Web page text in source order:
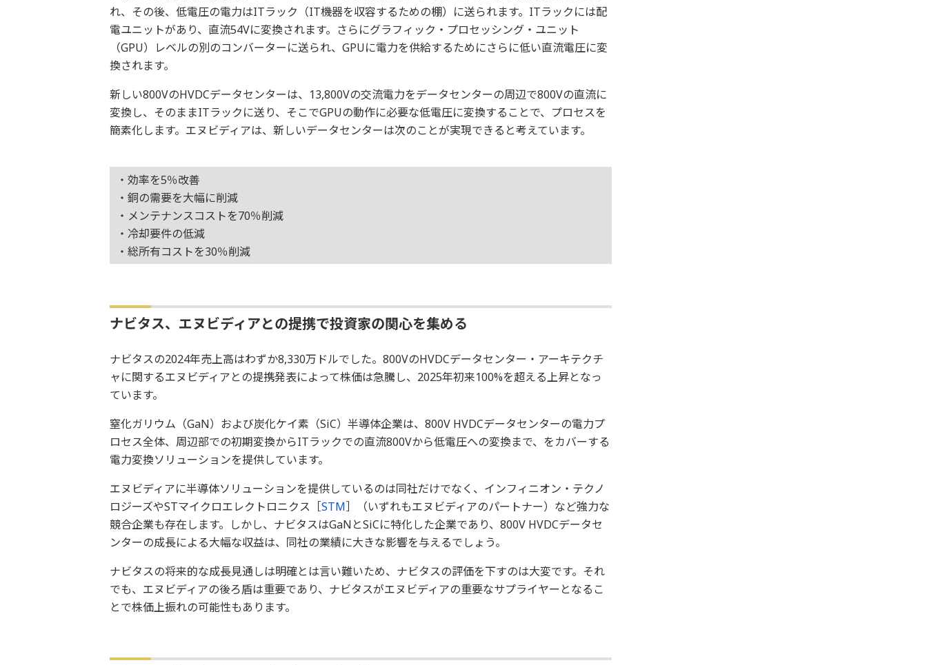
れ、その後、低電圧の電力はITラック（IT機器を収容するための棚）に送られます。ITラックには配
電ユニットがあり、直流54Vに変換されます。さらにグラフィック・プロセッシング・ユニット
（GPU）レベルの別のコンバーターに送られ、GPUに電力を供給するためにさらに低い直流電圧に変
換されます。
新しい800VのHVDCデータセンターは、13,800Vの交流電力をデータセンターの周辺で800Vの直流に
変換し、そのままITラックに送り、そこでGPUの動作に必要な低電圧に変換することで、プロセスを
簡素化します。エヌビディアは、新しいデータセンターは次のことが実現できると考えています。
・効率を5％改善
・銅の需要を大幅に削減
・メンテナンスコストを70％削減
・冷却要件の低減
・総所有コストを30％削減
ナビタス、エヌビディアとの提携で投資家の関心を集める
ナビタスの2024年売上高はわずか8,330万ドルでした。800VのHVDCデータセンター・アーキテクチ
ャに関するエヌビディアとの提携発表によって株価は急騰し、2025年初来100%を超える上昇となっ
ています。
窒化ガリウム（GaN）および炭化ケイ素（SiC）半導体企業は、800V HVDCデータセンターの電力プ
ロセス全体、周辺部での初期変換からITラックでの直流800Vから低電圧への変換まで、をカバーする
電力変換ソリューションを提供しています。
エヌビディアに半導体ソリューションを提供しているのは同社だけでなく、インフィニオン・テクノ
ロジーズやSTマイクロエレクトロニクス［STM］（いずれもエヌビディアのパートナー）など強力な
競合企業も存在します。しかし、ナビタスはGaNとSiCに特化した企業であり、800V HVDCデータセ
ンターの成長による大幅な収益は、同社の業績に大きな影響を与えるでしょう。
ナビタスの将来的な成長見通しは明確とは言い難いため、ナビタスの評価を下すのは大変です。それ
でも、エヌビディアの後ろ盾は重要であり、ナビタスがエヌビディアの重要なサプライヤーとなるこ
とで株価上振れの可能性もあります。